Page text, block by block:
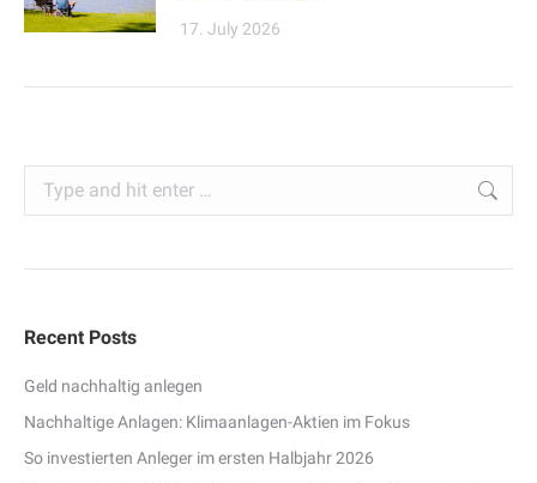
17. July 2026
Search:
Recent Posts
Geld nachhaltig anlegen
Nachhaltige Anlagen: Klimaanlagen-Aktien im Fokus
So investierten Anleger im ersten Halbjahr 2026